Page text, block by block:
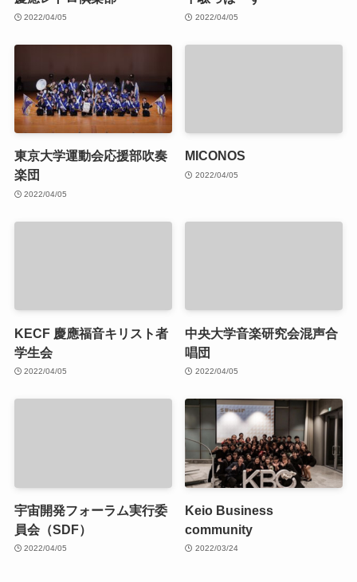
2022/04/05 2022/04/05
東京大学運動会応援部吹奏
楽団
2022/04/05
MICONOS
2022/04/05
KECF 慶應福音キリスト者
学生会
2022/04/05
中央大学音楽研究会混声合
唱団
2022/04/05
宇宙開発フォーラム実行委
員会（SDF）
2022/04/05
Keio Business
community
2022/03/24